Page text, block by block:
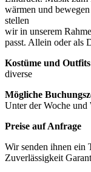
wärmen und
stellen
wir in unserem
passt. Allein oder als
Kostüme und
diverse
Mögliche
Unter der Woche und
Preise auf Anfrage
Wir senden ihnen ein
Zuverlässigkeit